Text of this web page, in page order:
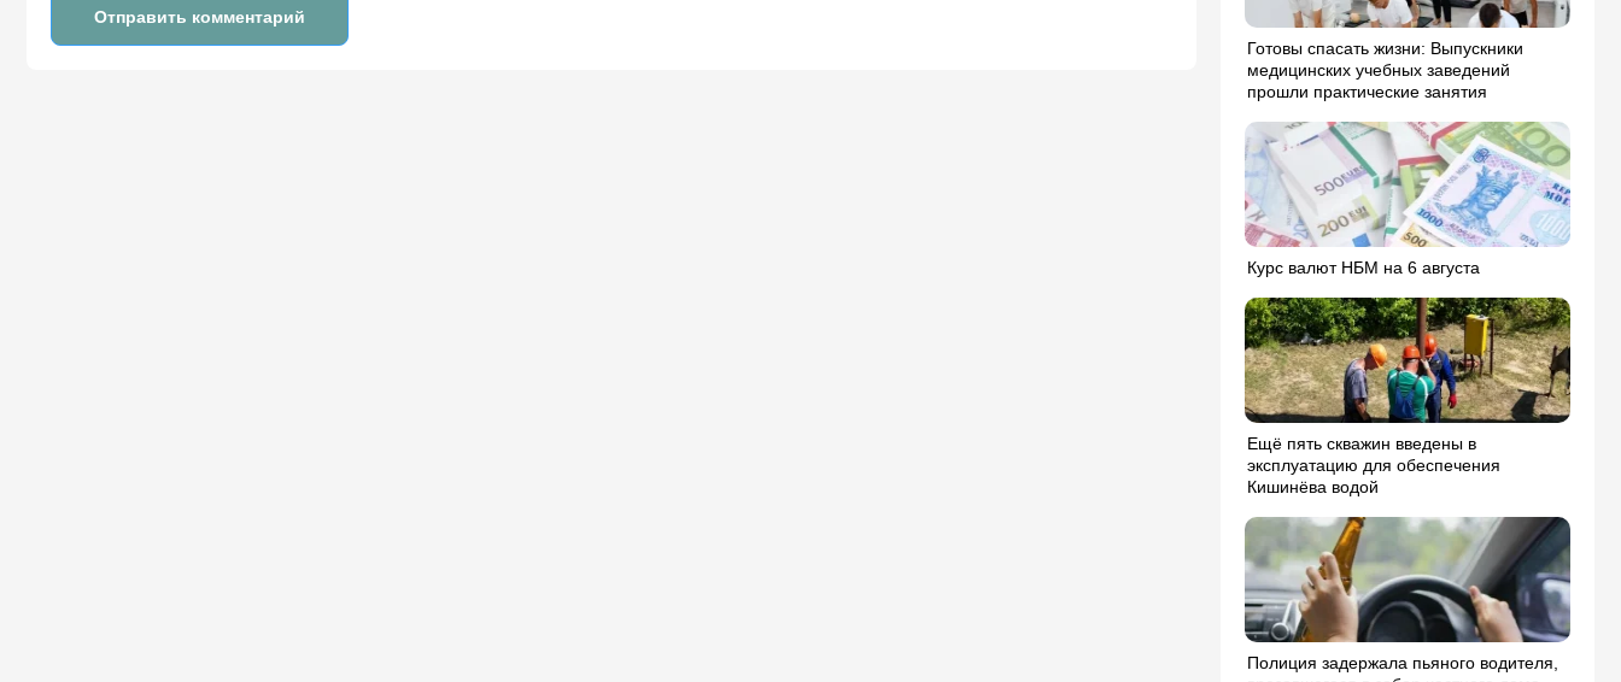
Готовы спасать жизни: Выпускники
медицинских учебных заведений
прошли практические занятия
Курс валют НБМ на 6 августа
Ещё пять скважин введены в
эксплуатацию для обеспечения
Кишинёва водой
Полиция задержала пьяного водителя,